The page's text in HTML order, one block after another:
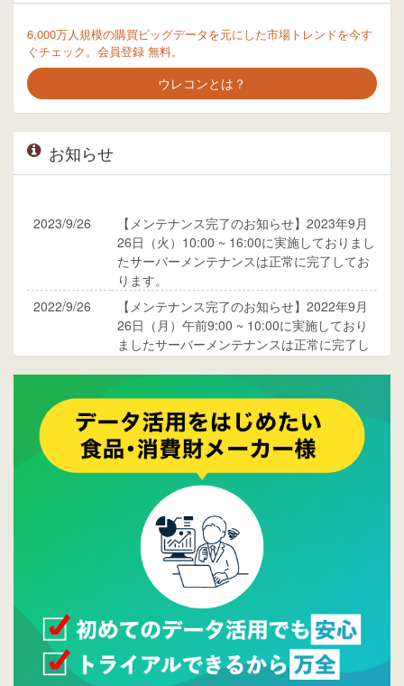
6,000万人規模の購買ビッグデータを元にした市場トレンドを今す
ぐチェック。会員登録 無料。
ウレコンとは？
お知らせ
2023/9/26
【メンテナンス完了のお知らせ】2023年9月
26日（火）10:00 ~ 16:00に実施しておりまし
たサーバーメンテナンスは正常に完了してお
ります。
2022/9/26
【メンテナンス完了のお知らせ】2022年9月
26日（月）午前9:00 ~ 10:00に実施しており
ましたサーバーメンテナンスは正常に完了し
ご覧ください。
2015/10/19
ウレコンのサイト機能を大幅バージョンアッ
プ。詳細はこちら。⇒告知ページへ
2015/09/28
ウレコンが機能拡充し、サイトリニューアル
しました。⇒
ウレコンFacebook
Facebookページを開設しました。詳細は
ら。
ウレコンサイトリリースしました。